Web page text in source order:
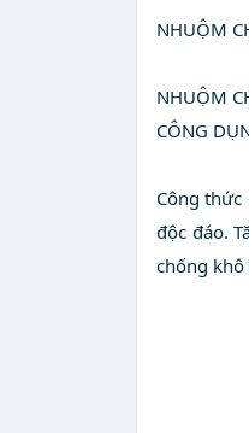
NHUỘM
NHUỘM
CÔNG
Công
độc đáo.
chống